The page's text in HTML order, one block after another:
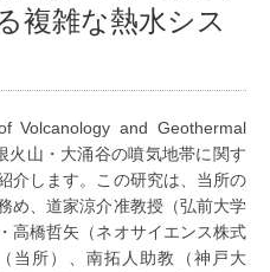
複雑な熱水シス
and Geothermal
火山・大涌谷の噴気地帯に関す
介します。この研究は、当所の
め、道家涼介准教授（弘前大学
高橋哲矢（ネオサイエンス株式
当所）、南拓人助教（神戸大